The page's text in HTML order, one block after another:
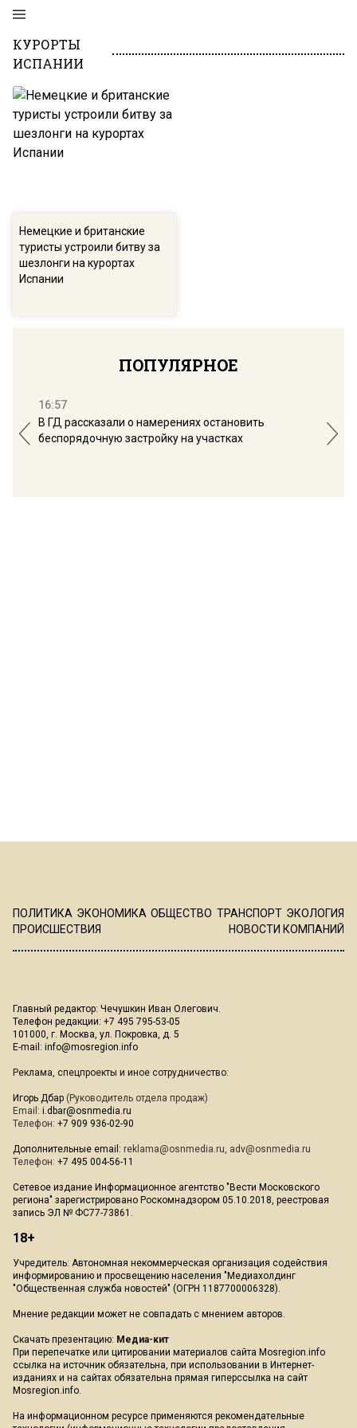
КУРОРТЫ
ИСПАНИИ
Немецкие и британские
туристы устроили битву за
шезлонги на курортах
Испании
ПОПУЛЯРНОЕ
16:57
В ГД рассказали о намерениях остановить
беспорядочную застройку на участках
ПОЛИТИКА ЭКОНОМИКА ОБЩЕСТВО ТРАНСПОРТ ЭКОЛОГИЯ
ПРОИСШЕСТВИЯ
НОВОСТИ КОМПАНИЙ
Главный редактор: Чечушкин Иван Олегович.
Телефон редакции: +7 495 795-53-05
101000, г. Москва, ул. Покровка, д. 5
E-mail: info@mosregion.info
Реклама, спецпроекты и иное сотрудничество:
Игорь Дбар (Руководитель отдела продаж)
Email: i.dbar@osnmedia.ru
Телефон: +7 909 936-02-90
Дополнительные email: reklama@osnmedia.ru, adv@osnmedia.ru
Телефон: +7 495 004-56-11
Сетевое издание Информационное агентство "Вести Московского
региона" зарегистрировано Роскомнадзором 05.10.2018, реестровая
запись ЭЛ № ФС77-73861.
18+
Учредитель: Автономная некоммерческая организация содействия
информированию и просвещению населения "Медиахолдинг
"Общественная служба новостей" (ОГРН 1187700006328).
Мнение редакции может не совпадать с мнением авторов.
Скачать презентацию: Медиа-кит
При перепечатке или цитировании материалов сайта Mosregion.info
ссылка на источник обязательна, при использовании в Интернет-
изданиях и на сайтах обязательна прямая гиперссылка на сайт
Mosregion.info.
На информационном ресурсе применяются рекомендательные